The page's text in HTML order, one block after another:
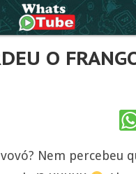
O
Nem percebeu